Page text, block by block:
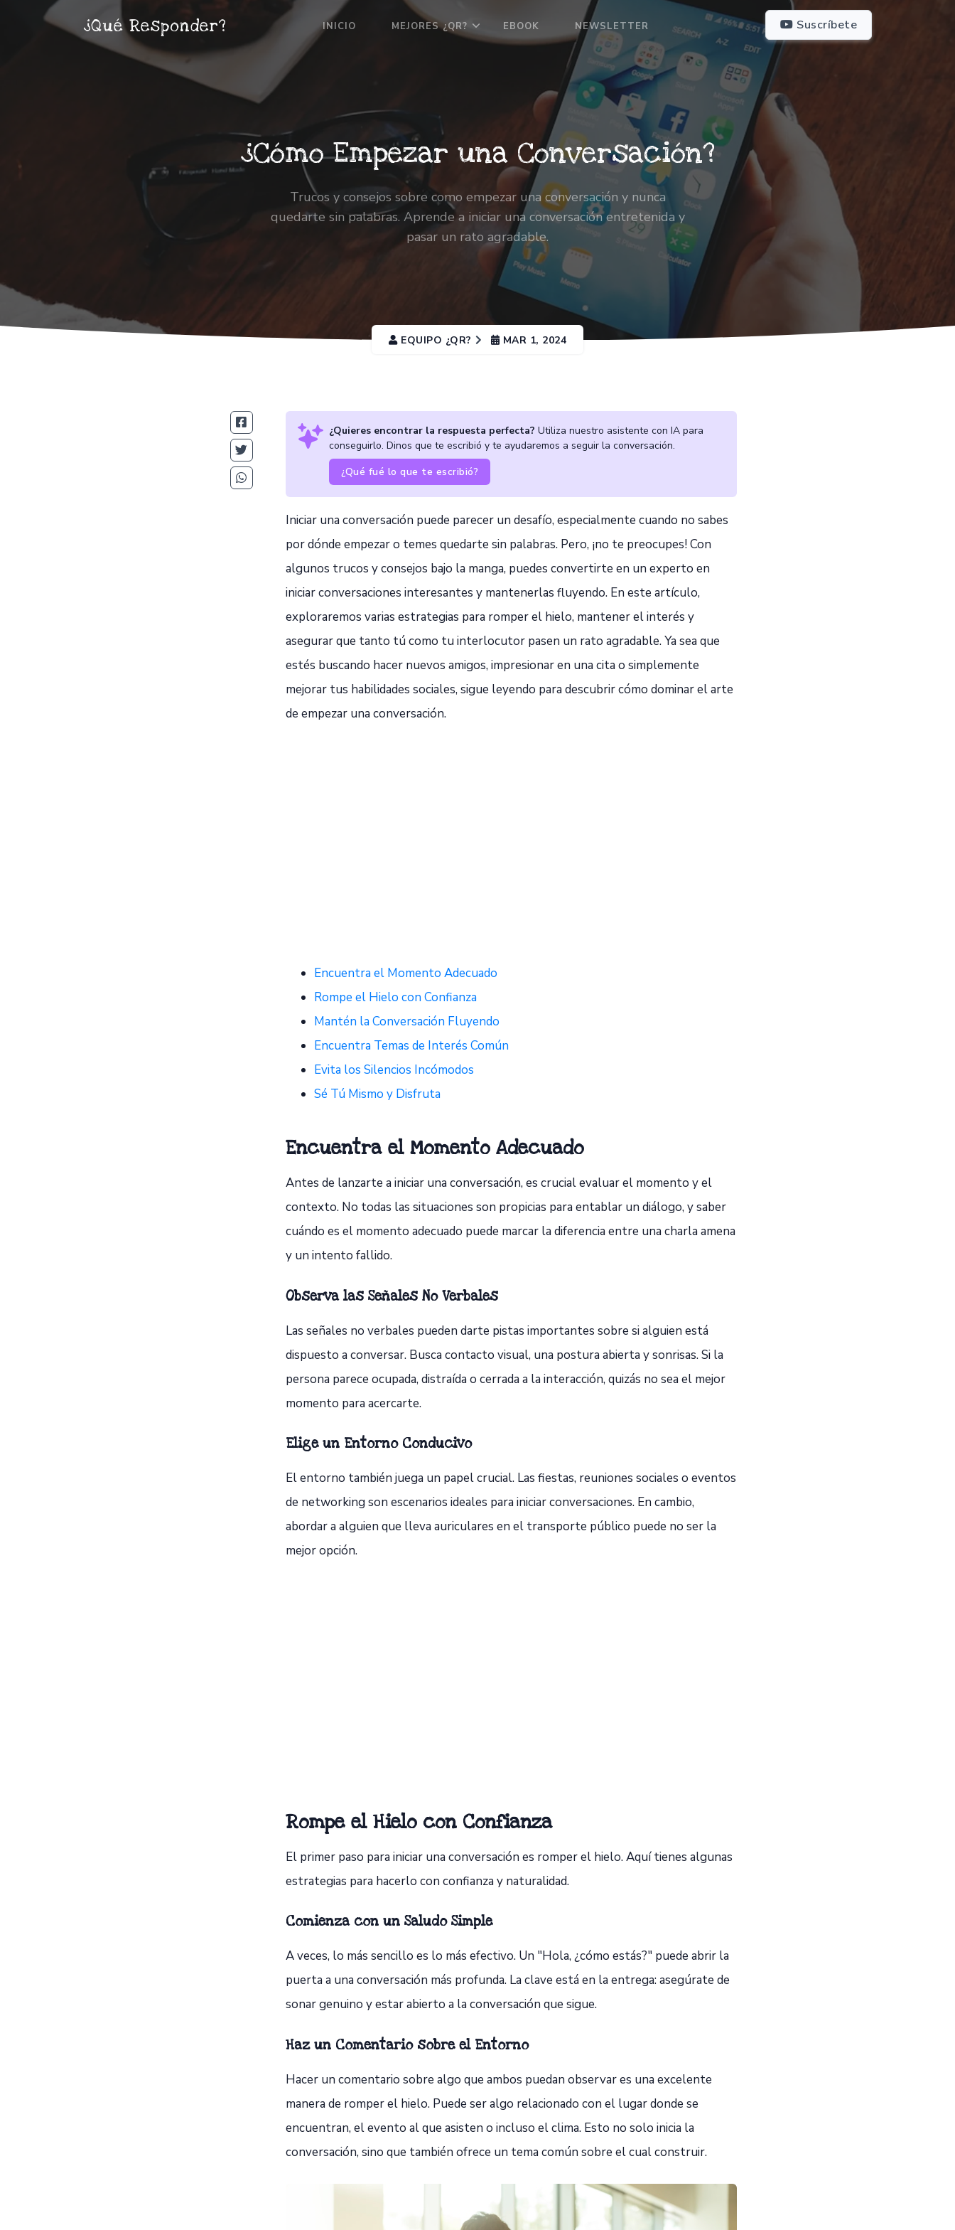
¿Qué Responder? Suscríbete
INICIO MEJORES ¿QR? EBOOK NEWSLETTER
¿Cómo Empezar una Conversación?
Trucos y consejos sobre como empezar una conversación y nunca
quedarte sin palabras. Aprende a iniciar una conversación entretenida y
pasar un rato agradable.
EQUIPO ¿QR? MAR 1, 2024
¿Quieres encontrar la respuesta perfecta? Utiliza nuestro asistente con IA para
conseguirlo. Dinos que te escribió y te ayudaremos a seguir la conversación.
¿Qué fué lo que te escribió?
Iniciar una conversación puede parecer un desafío, especialmente cuando no sabes
por dónde empezar o temes quedarte sin palabras. Pero, ¡no te preocupes! Con
algunos trucos y consejos bajo la manga, puedes convertirte en un experto en
iniciar conversaciones interesantes y mantenerlas fluyendo. En este artículo,
exploraremos varias estrategias para romper el hielo, mantener el interés y
asegurar que tanto tú como tu interlocutor pasen un rato agradable. Ya sea que
estés buscando hacer nuevos amigos, impresionar en una cita o simplemente
mejorar tus habilidades sociales, sigue leyendo para descubrir cómo dominar el arte
de empezar una conversación.
Encuentra el Momento Adecuado
Rompe el Hielo con Confianza
Mantén la Conversación Fluyendo
Encuentra Temas de Interés Común
Evita los Silencios Incómodos
Sé Tú Mismo y Disfruta
Encuentra el Momento Adecuado
Antes de lanzarte a iniciar una conversación, es crucial evaluar el momento y el
contexto. No todas las situaciones son propicias para entablar un diálogo, y saber
cuándo es el momento adecuado puede marcar la diferencia entre una charla amena
y un intento fallido.
Observa las Señales No Verbales
Las señales no verbales pueden darte pistas importantes sobre si alguien está
dispuesto a conversar. Busca contacto visual, una postura abierta y sonrisas. Si la
persona parece ocupada, distraída o cerrada a la interacción, quizás no sea el mejor
momento para acercarte.
Elige un Entorno Conducivo
El entorno también juega un papel crucial. Las fiestas, reuniones sociales o eventos
de networking son escenarios ideales para iniciar conversaciones. En cambio,
abordar a alguien que lleva auriculares en el transporte público puede no ser la
mejor opción.
Rompe el Hielo con Confianza
El primer paso para iniciar una conversación es romper el hielo. Aquí tienes algunas
estrategias para hacerlo con confianza y naturalidad.
Comienza con un Saludo Simple
A veces, lo más sencillo es lo más efectivo. Un "Hola, ¿cómo estás?" puede abrir la
puerta a una conversación más profunda. La clave está en la entrega: asegúrate de
sonar genuino y estar abierto a la conversación que sigue.
Haz un Comentario sobre el Entorno
Hacer un comentario sobre algo que ambos puedan observar es una excelente
manera de romper el hielo. Puede ser algo relacionado con el lugar donde se
encuentran, el evento al que asisten o incluso el clima. Esto no solo inicia la
conversación, sino que también ofrece un tema común sobre el cual construir.